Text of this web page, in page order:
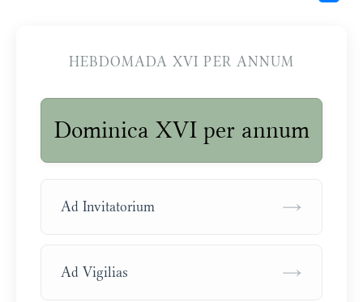
HEBDOMADA XVI PER ANNUM
Dominica XVI per annum
Ad Invitatorium →
Ad Vigilias →